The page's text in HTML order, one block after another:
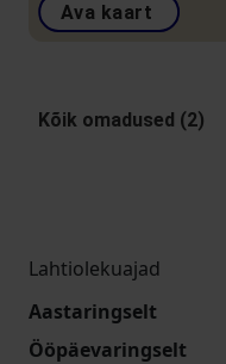
Ava kaart
Kõik omadused (2)
Lahtiolekuajad
Aastaringselt
Ööpäevaringselt